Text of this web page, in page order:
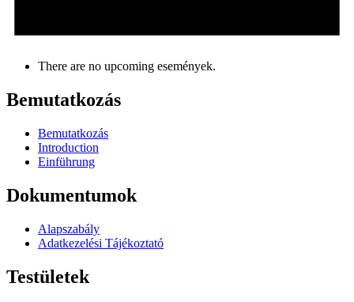
There are no upcoming események.
Bemutatkozás
Bemutatkozás
Introduction
Einführung
Dokumentumok
Alapszabály
Adatkezelési Tájékoztató
Testületek